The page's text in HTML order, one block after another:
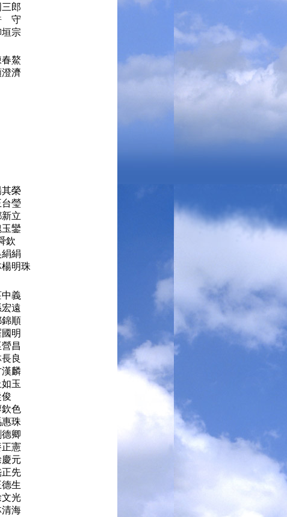
郎
守
宗
春鰲
澄濟
其榮
台瑩
新立
玉鑾
欽
絹絹
明珠
中義
宏遠
錦順
國明
營昌
長良
漢麟
如玉
俊
欽色
珠
德卿
正憲
慶元
正先
德生
文光
清海